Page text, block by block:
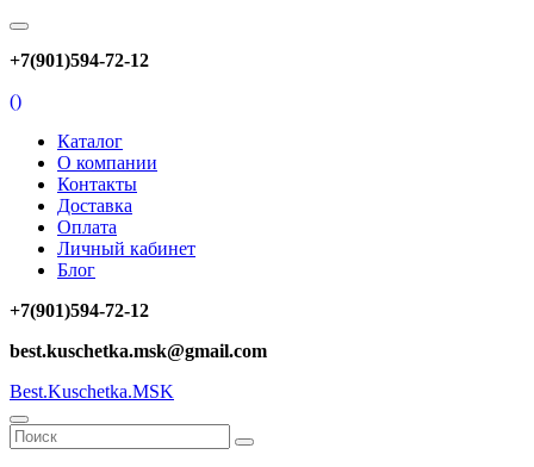
+7(901)594-72-12
()
Каталог
О компании
Контакты
Доставка
Оплата
Личный кабинет
Блог
+7(901)594-72-12
best.kuschetka.msk@gmail.com
Best.Kuschetka.MSK